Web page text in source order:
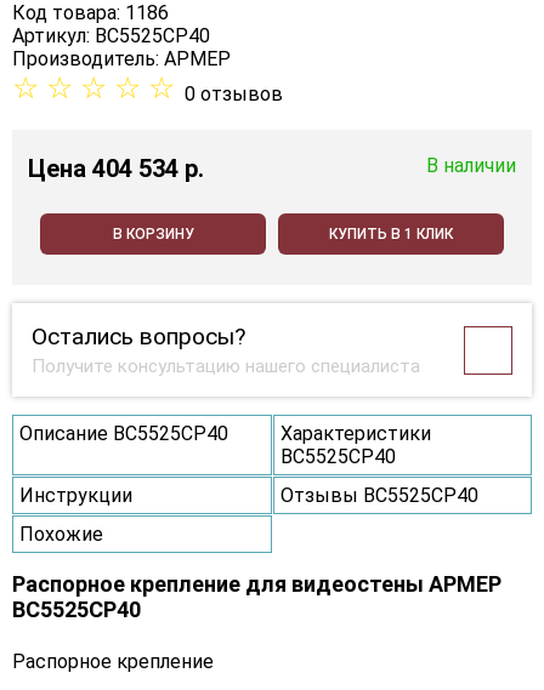
Код товара: 1186
Артикул: ВС5525СР40
Производитель: АРМЕР
☆ ☆ ☆ ☆ ☆ 0 отзывов
Цена 404 534 p. В наличии
В КОРЗИНУ КУПИТЬ В 1 КЛИК
Остались вопросы?
Получите консультацию нашего специалиста
Описание ВС5525СР40
Характеристики
ВС5525СР40
Инструкции
Отзывы ВС5525СР40
Похожие
Распорное крепление для видеостены АРМЕР
ВС5525СР40
Распорное крепление